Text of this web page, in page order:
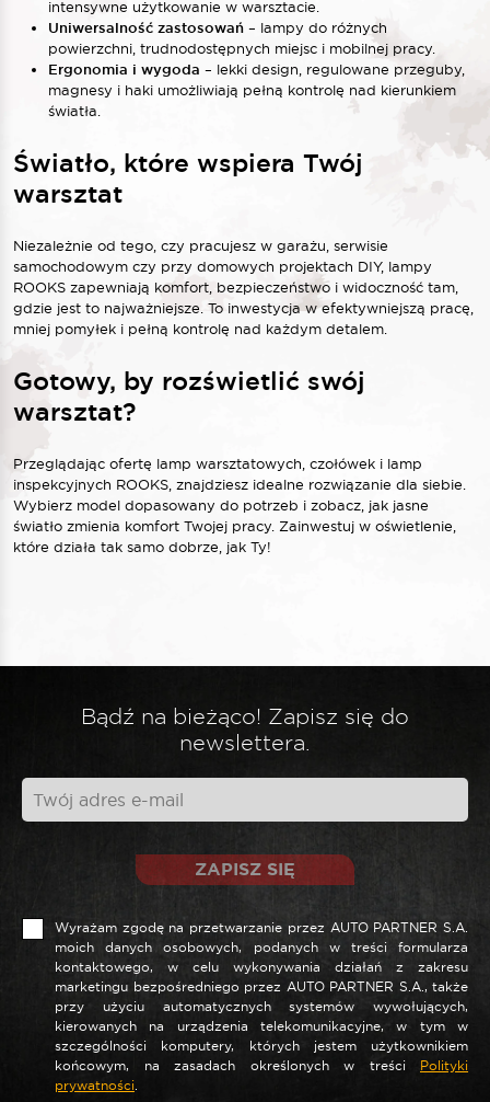
intensywne użytkowanie w warsztacie.
Uniwersalność zastosowań – lampy do różnych
powierzchni, trudnodostępnych miejsc i mobilnej pracy.
Ergonomia i wygoda – lekki design, regulowane przeguby,
magnesy i haki umożliwiają pełną kontrolę nad kierunkiem
światła.
Światło, które wspiera Twój
warsztat
Niezależnie od tego, czy pracujesz w garażu, serwisie
samochodowym czy przy domowych projektach DIY, lampy
ROOKS zapewniają komfort, bezpieczeństwo i widoczność tam,
gdzie jest to najważniejsze. To inwestycja w efektywniejszą pracę,
mniej pomyłek i pełną kontrolę nad każdym detalem.
Gotowy, by rozświetlić swój
warsztat?
Przeglądając ofertę lamp warsztatowych, czołówek i lamp
inspekcyjnych ROOKS, znajdziesz idealne rozwiązanie dla siebie.
Wybierz model dopasowany do potrzeb i zobacz, jak jasne
światło zmienia komfort Twojej pracy. Zainwestuj w oświetlenie,
które działa tak samo dobrze, jak Ty!
Bądź na bieżąco! Zapisz się do
newslettera.
ZAPISZ SIĘ
Wyrażam zgodę na przetwarzanie przez AUTO PARTNER S.A.
moich danych osobowych, podanych w treści formularza
kontaktowego, w celu wykonywania działań z zakresu
marketingu bezpośredniego przez AUTO PARTNER S.A., także
przy użyciu automatycznych systemów wywołujących,
kierowanych na urządzenia telekomunikacyjne, w tym w
szczególności komputery, których jestem użytkownikiem
końcowym, na zasadach określonych w treści Polityki
prywatności